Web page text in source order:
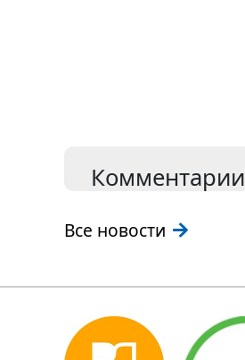
Комментарии
Все новости